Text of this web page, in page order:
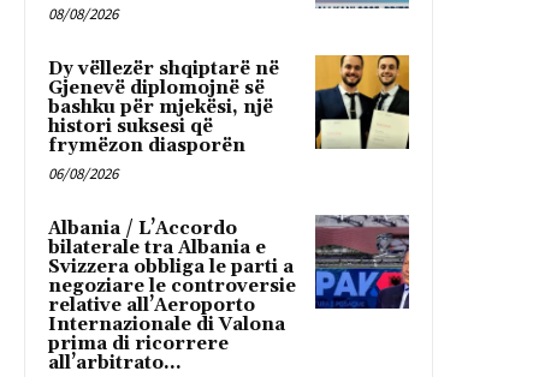
08/08/2026
Dy vëllezër shqiptarë në
Gjenevë diplomojnë së
bashku për mjekësi, një
histori suksesi që
frymëzon diasporën
06/08/2026
Albania / L’Accordo
bilaterale tra Albania e
Svizzera obbliga le parti a
negoziare le controversie
relative all’Aeroporto
Internazionale di Valona
prima di ricorrere
all’arbitrato...